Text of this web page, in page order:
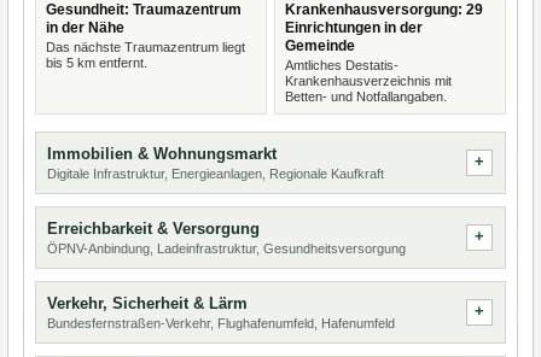
Gesundheit: Traumazentrum
in der Nähe
Das nächste Traumazentrum liegt
bis 5 km entfernt.
Krankenhausversorgung: 29
Einrichtungen in der
Gemeinde
Amtliches Destatis-
Krankenhausverzeichnis mit
Betten- und Notfallangaben.
Immobilien & Wohnungsmarkt
Digitale Infrastruktur, Energieanlagen, Regionale Kaufkraft
Erreichbarkeit & Versorgung
ÖPNV-Anbindung, Ladeinfrastruktur, Gesundheitsversorgung
Verkehr, Sicherheit & Lärm
Bundesfernstraßen-Verkehr, Flughafenumfeld, Hafenumfeld